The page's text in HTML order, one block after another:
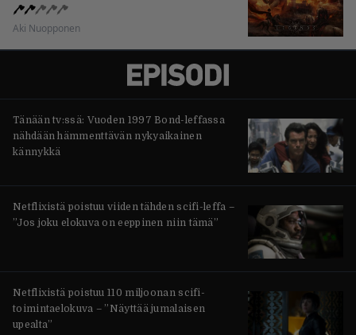
Aki Nuopponen
Tänään tv:ssä: Vuoden 1997 Bond-leffassa
nähdään hämmenttävän nykyaikainen
kännykkä
Netflixistä poistuu viiden tähden scifi-leffa –
”Jos joku elokuva on eeppinen niin tämä”
Netflixistä poistuu 110 miljoonan scifi-
toimintaelokuva – ”Näyttää jumalaisen
upealta”